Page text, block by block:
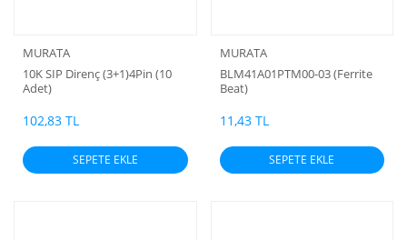
MURATA
10K SIP Direnç (3+1)4Pin (10
Adet)
102,83 TL
SEPETE EKLE
MURATA
BLM41A01PTM00-03 (Ferrite
Beat)
11,43 TL
SEPETE EKLE